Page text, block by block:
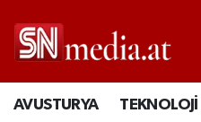
AVUSTURYA TEKNOLOJİ